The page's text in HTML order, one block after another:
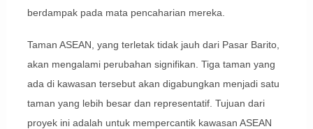
berdampak pada mata pencaharian mereka.
Taman ASEAN, yang terletak tidak jauh dari Pasar Barito,
akan mengalami perubahan signifikan. Tiga taman yang
ada di kawasan tersebut akan digabungkan menjadi satu
taman yang lebih besar dan representatif. Tujuan dari
proyek ini adalah untuk mempercantik kawasan ASEAN